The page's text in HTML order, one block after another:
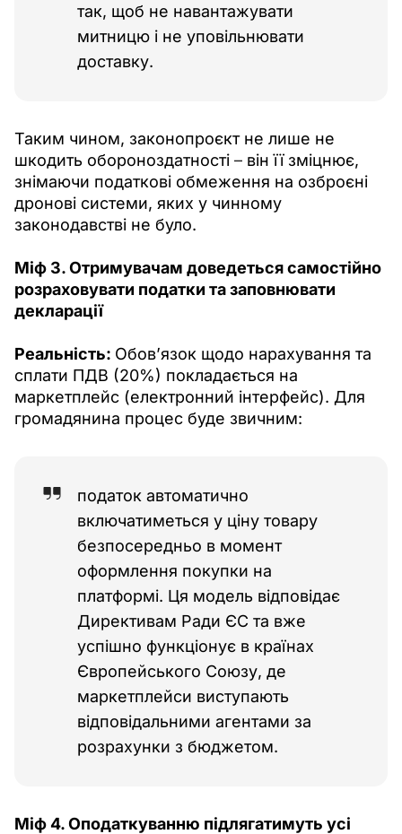
так, щоб не навантажувати
митницю і не уповільнювати
доставку.
Таким чином, законопроєкт не лише не
шкодить обороноздатності – він її зміцнює,
знімаючи податкові обмеження на озброєні
дронові системи, яких у чинному
законодавстві не було.
Міф 3. Отримувачам доведеться самостійно
розраховувати податки та заповнювати
декларації
Реальність: Обов’язок щодо нарахування та
сплати ПДВ (20%) покладається на
маркетплейс (електронний інтерфейс). Для
громадянина процес буде звичним:
податок автоматично
включатиметься у ціну товару
безпосередньо в момент
оформлення покупки на
платформі. Ця модель відповідає
Директивам Ради ЄС та вже
успішно функціонує в країнах
Європейського Союзу, де
маркетплейси виступають
відповідальними агентами за
розрахунки з бюджетом.
Міф 4. Оподаткуванню підлягатимуть усі